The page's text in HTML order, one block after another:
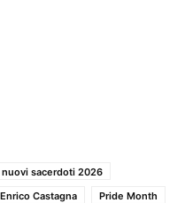
nuovi sacerdoti 2026
Castagna
Pride Month